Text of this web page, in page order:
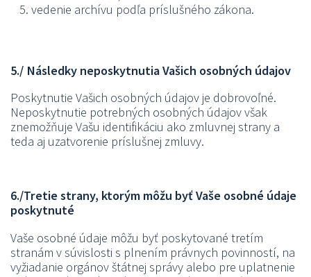
vedenie archívu podľa príslušného zákona.
5./ Následky neposkytnutia Vašich osobných údajov
Poskytnutie Vašich osobných údajov je dobrovoľné.
Neposkytnutie potrebných osobných údajov však
znemožňuje Vašu identifikáciu ako zmluvnej strany a
teda aj uzatvorenie príslušnej zmluvy.
6./Tretie strany, ktorým môžu byť Vaše osobné údaje
poskytnuté
Vaše osobné údaje môžu byť poskytované tretím
stranám v súvislosti s plnením právnych povinností, na
vyžiadanie orgánov štátnej správy alebo pre uplatnenie